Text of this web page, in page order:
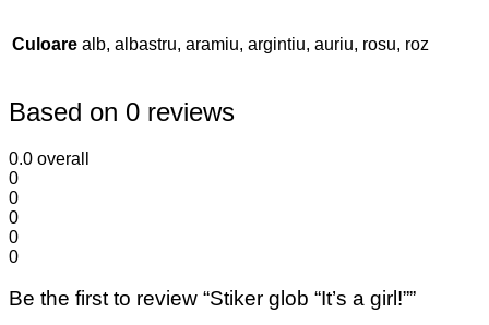
Culoare alb, albastru, aramiu, argintiu, auriu, rosu, roz
Based on 0 reviews
0.0 overall
0
0
0
0
0
Be the first to review “Stiker glob “It’s a girl!””